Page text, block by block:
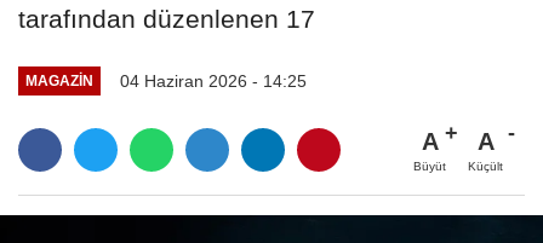
tarafından düzenlenen 17
MAGAZIN 04 Haziran 2026 - 14:25
A
Büyüt
A
Küçült